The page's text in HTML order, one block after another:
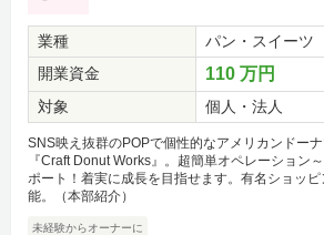
業種
パン・スイーツ
開業資金
110 万円
対象 個人・法人
SNS映え抜群のPOPで個性的なアメリカンドー
『Craft Donut Works』。超簡単オペレーション
ポート！着実に成長を目指せます。有名ショッ
能。（本部紹介）
未経験からオーナーに